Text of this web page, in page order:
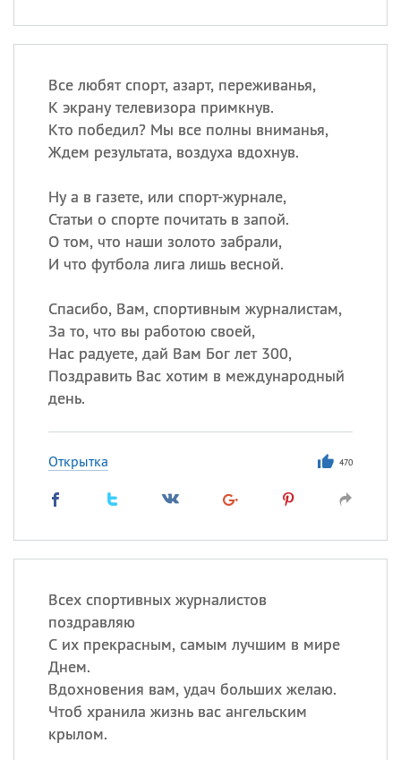
Все любят спорт, азарт, переживанья,
К экрану телевизора примкнув.
Кто победил? Мы все полны вниманья,
Ждем результата, воздуха вдохнув.
Ну а в газете, или спорт-журнале,
Статьи о спорте почитать в запой.
О том, что наши золото забрали,
И что футбола лига лишь весной.
Спасибо, Вам, спортивным журналистам,
За то, что вы работою своей,
Нас радуете, дай Вам Бог лет 300,
Поздравить Вас хотим в международный
день.
Открытка 470
Всех спортивных журналистов
поздравляю
С их прекрасным, самым лучшим в мире
Днем.
Вдохновения вам, удач больших желаю.
Чтоб хранила жизнь вас ангельским
крылом.